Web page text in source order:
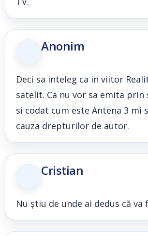
Anonim
Deci sa inteleg ca in viitor
satelit. Ca nu vor sa emita
si codat cum este Antena 3 mi
cauza drepturilor de autor.
Cristian
Nu știu de unde ai dedus că va